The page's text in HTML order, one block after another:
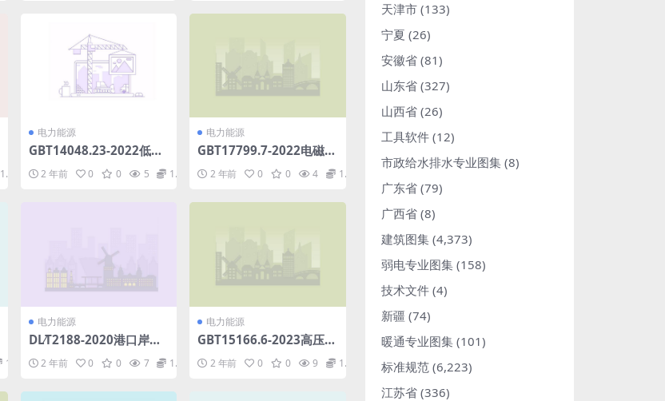
1.98
电力能源
GBT14048.23-2022低压
开关设备和控制设备第9-1
部分：电弧故障主动抑制
2 年前 0 0 5 1.98
电力能源
GBT17799.7-2022电磁兼
容通用标准第7部分：工业
场所中用于执行安全相关
2 年前 0 0 4 1.98
1.98
电力能源
DL∕T2188-2020港口岸电
2 年前 0 0 7 1.98
电力能源
GBT15166.6-2023高压交
压器回路的高压熔断器的
2 年前 0 0 9 1.98
天津市 (133)
宁夏 (26)
安徽省 (81)
山东省 (327)
山西省 (26)
工具软件 (12)
市政给水排水专业图集 (8)
广东省 (79)
广西省 (8)
建筑图集 (4,373)
弱电专业图集 (158)
技术文件 (4)
新疆 (74)
暖通专业图集 (101)
标准规范 (6,223)
江苏省 (336)